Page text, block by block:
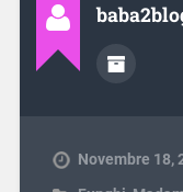
Novembre 18,